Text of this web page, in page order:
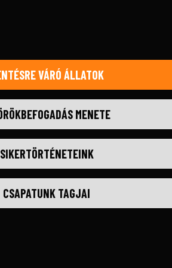
VÁRÓ ÁLLATOK
MENETE
SIKERTÖRTÉNETEINK
CSAPATUNK TAGJAI